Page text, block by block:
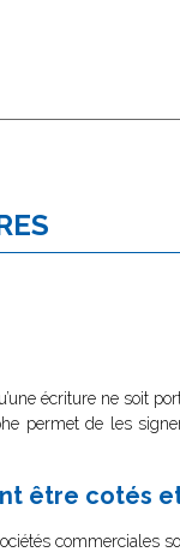
écriture ne soit
permet de les
être cotés
commerciales